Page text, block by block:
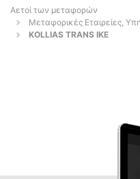
Αετοί των μεταφορών
Μεταφορικές Εταιρείες,
KOLLIAS TRANS IKE